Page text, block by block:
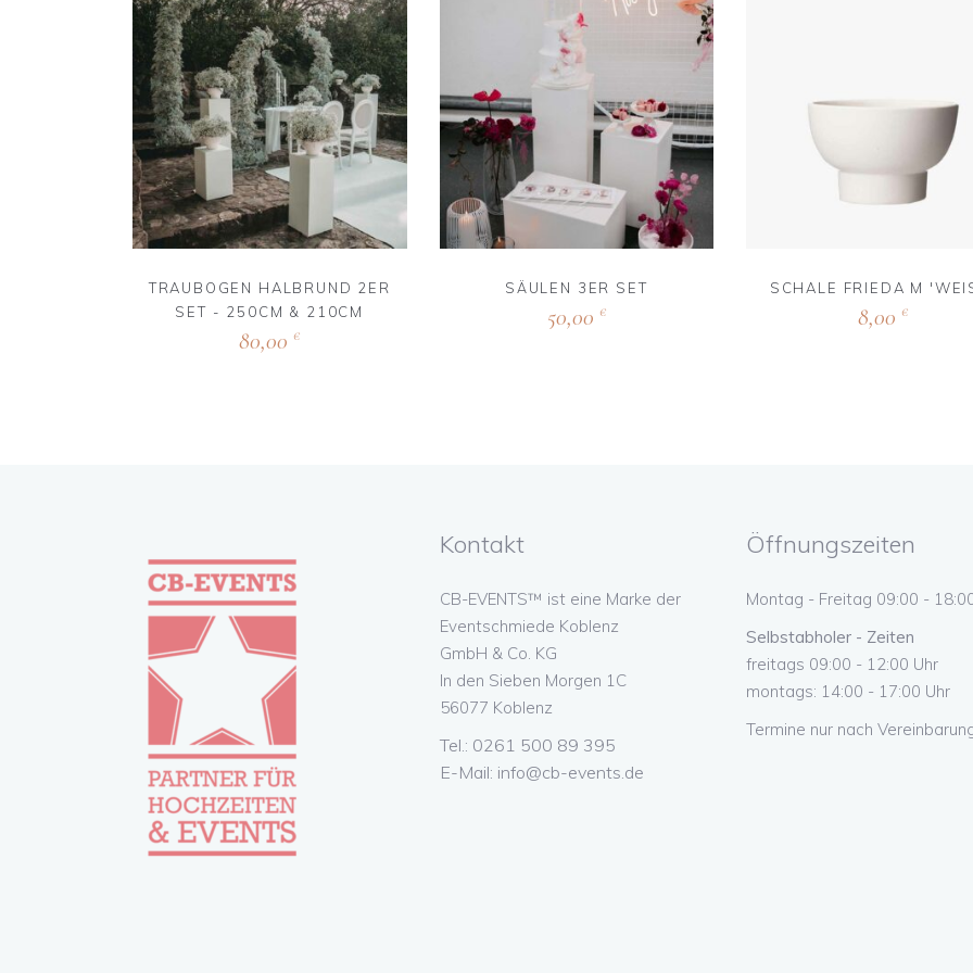
TRAUBOGEN HALBRUND 2ER
SET - 250CM & 210CM
80,00 €
SÄULEN 3ER SET
50,00 €
SCHALE FRIEDA M
8,00 €
Kontakt
CB-EVENTS™ ist eine Marke der
Eventschmiede Koblenz
GmbH & Co. KG
In den Sieben Morgen 1C
56077 Koblenz
Tel.: 0261 500 89 395
E-Mail: info@cb-events.de
Öffnungszeiten
Montag - Freitag 09:00 -
Selbstabholer - Zeiten
freitags 09:00 - 12:00 Uhr
montags: 14:00 - 17:00 Uhr
Termine nur nach